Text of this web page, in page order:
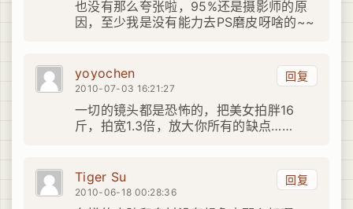
也没有那么夸张啦，95%还是摄影师的原
因，至少我是没有能力去PS磨皮呀啥的~~
回复
yoyochen
2010-07-03 16:21:27
一切的镜头都是恐怖的，把美女拍胖16
斤，拍宽1.3倍，放大你所有的缺点……
回复
Tiger Su
2010-06-18 00:28:36